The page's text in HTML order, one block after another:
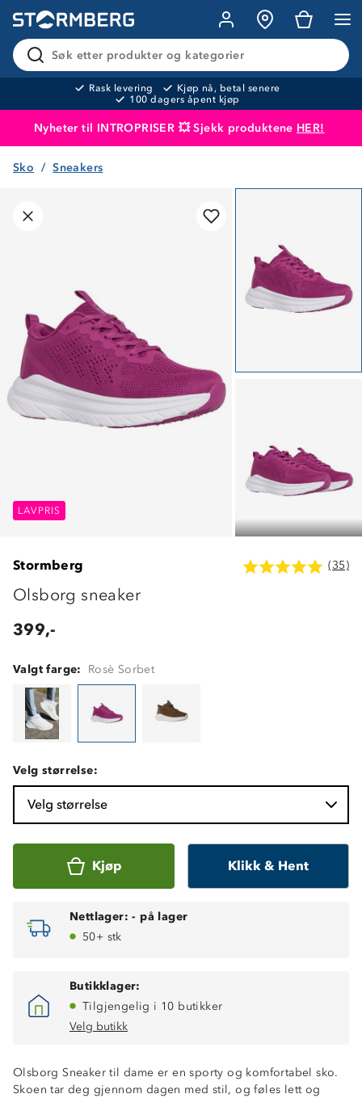
Søk etter produkter og kategorier
Rask levering
Kjøp nå, betal senere
100 dagers åpent kjøp
Nyheter til INTROPRISER 💥 Sjekk produktene HER!
Produktet er lagt i handlekurven
Sko Sneakers
LAVPRIS
LAVPRIS
Stormberg (35)
Olsborg sneaker
399,-
Valgt farge: Rosè Sorbet
Velg størrelse:
Velg størrelse
Kjøp Klikk & Hent
Nettlager: - på lager
50+ stk
Butikklager:
Tilgjengelig i 10 butikker
Velg butikk
Olsborg Sneaker til dame er en sporty og komfortabel sko.
Skoen tar deg gjennom dagen med stil, og føles lett og